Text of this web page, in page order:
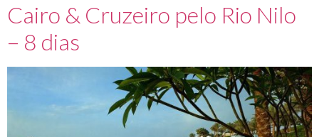
Cairo & Cruzeiro pelo Rio Nilo
– 8 dias